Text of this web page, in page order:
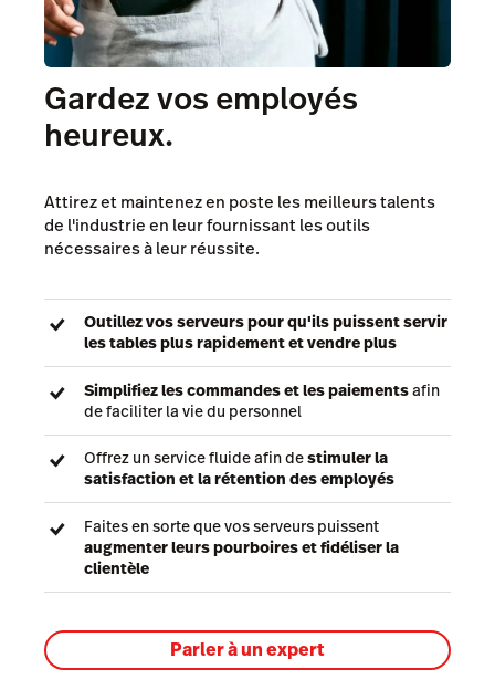
Gardez vos employés
heureux.
Attirez et maintenez en poste les meilleurs talents
de l'industrie en leur fournissant les outils
nécessaires à leur réussite.
Outillez vos serveurs pour qu'ils puissent servir
les tables plus rapidement et vendre plus
Simplifiez les commandes et les paiementsafin
de faciliter la vie du personnel
Offrez un service fluide afin destimuler la
satisfaction et la rétention des employés
Faites en sorte que vos serveurs puissent
augmenter leurs pourboires et fidéliser la
clientèle
Parler à un expert